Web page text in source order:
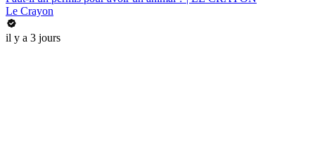
Le Crayon
il y a 3 jours